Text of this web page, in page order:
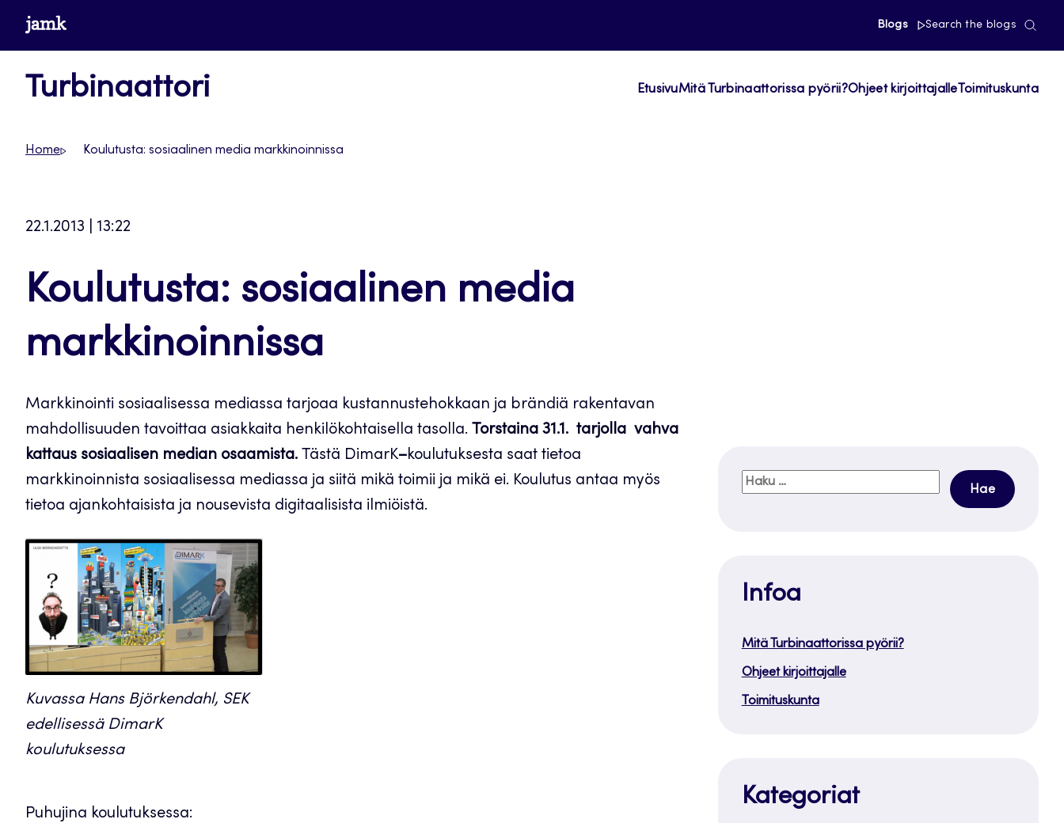
Siirrywww.jamk.fi Blogs Search the blogs
Turbinaattori EtusivuMitä Turbinaattorissa pyörii?Ohjeet kirjoittajalle Toimituskunta
Home Koulutusta: sosiaalinen media markkinoinnissa
22.1.2013 | 13:22
Koulutusta: sosiaalinen media
markkinoinnissa
Markkinointi sosiaalisessa mediassa tarjoaa kustannustehokkaan ja brändiä rakentavan
mahdollisuuden tavoittaa asiakkaita henkilökohtaisella tasolla. Torstaina 31.1. tarjolla vahva
kattaus sosiaalisen median osaamista. Tästä DimarK–koulutuksesta saat tietoa
markkinoinnista sosiaalisessa mediassa ja siitä mikä toimii ja mikä ei. Koulutus antaa myös
tietoa ajankohtaisista ja nousevista digitaalisista ilmiöistä.
Kuvassa Hans Björkendahl, SEK
edellisessä DimarK
koulutuksessa
Puhujina koulutuksessa:
Haku:
Infoa
Mitä Turbinaattorissa pyörii?
Ohjeet kirjoittajalle
Toimituskunta
Kategoriat